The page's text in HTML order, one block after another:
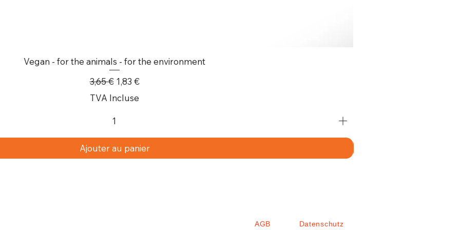
Vegan - for the animals - for the environment
Prix original
3,65 € Prix promotionnel
1,83 €
TVA Incluse
Ajouter au panier
AGB Datenschutz